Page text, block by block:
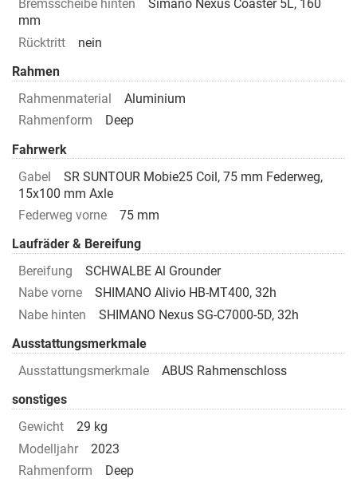
Bremsscheibe hinten
Simano Nexus Coaster 5L, 160
mm
Rücktritt
nein
Rahmen
Rahmenmaterial
Aluminium
Rahmenform
Deep
Fahrwerk
Gabel
SR SUNTOUR Mobie25 Coil, 75 mm Federweg,
15x100 mm Axle
Federweg vorne
75 mm
Laufräder & Bereifung
Bereifung
SCHWALBE Al Grounder
Nabe vorne
SHIMANO Alivio HB-MT400, 32h
Nabe hinten
SHIMANO Nexus SG-C7000-5D, 32h
Ausstattungsmerkmale
Ausstattungsmerkmale
ABUS Rahmenschloss
sonstiges
Gewicht
29 kg
Modelljahr
2023
Rahmenform
Deep